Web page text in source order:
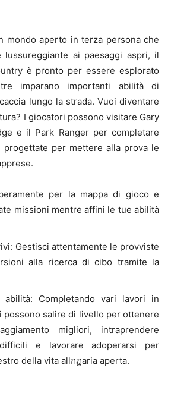
mondo aperto in terza persona che
lussureggiante ai paesaggi aspri, il
è pronto per essere esplorato
imparano importanti abilità di
lungo la strada. Vuoi diventare
I giocatori possono visitare Gary
e il Park Ranger per completare
per mettere alla prova le
per la mappa di gioco e
missioni mentre affini le tue abilità
Gestisci attentamente le provviste
alla ricerca di cibo tramite la
abilità: Completando vari lavori in
possono salire di livello per ottenere
migliori, intraprendere
e lavorare adoperarsi per
della vita allกฏaria aperta.